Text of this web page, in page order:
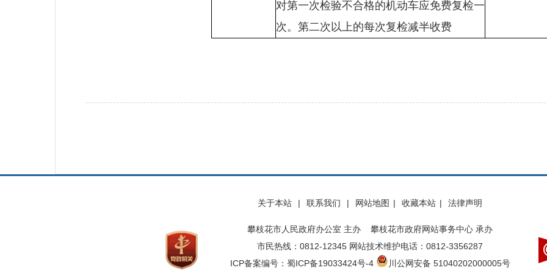
对第一次检验不合格的机动车应免费复检一
次。第二次以上的每次复检减半收费
关于本站 | 联系我们 | 网站地图 | 收藏本站 | 法律声明
攀枝花市人民政府办公室 主办 攀枝花市政府网站事务中心 承办
市民热线：0812-12345 网站技术维护电话：0812-3356287
ICP备案编号：蜀ICP备19033424号-4
川公网安备 51040202000005号